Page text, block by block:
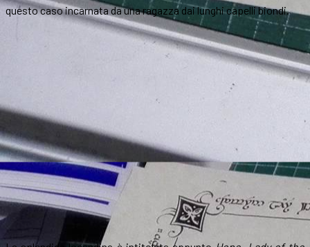
questo caso incarnata da una ragazza dai lunghi capelli biondi.